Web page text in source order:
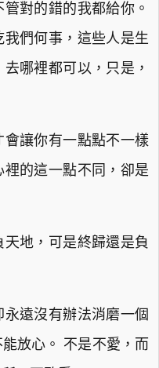
對的錯的我都給你。
們何事，這些人是生
哪裡都可以，只是，
讓你有一點點不一樣
的這一點不同，卻是
地，可是終歸還是負
遠沒有辦法消磨一個
放心。 不是不愛，而